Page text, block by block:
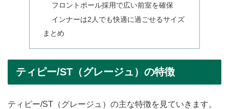
フロントポール採用で広い前室を確保
インナーは2人でも快適に過ごせるサイズ
まとめ
ティピー/ST（グレージュ）の特徴
ティピー/ST（グレージュ）の主な特徴を見ていきます。